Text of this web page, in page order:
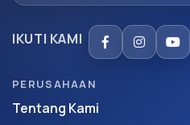
IKUTI KAMI
PERUSAHAAN
Tentang Kami